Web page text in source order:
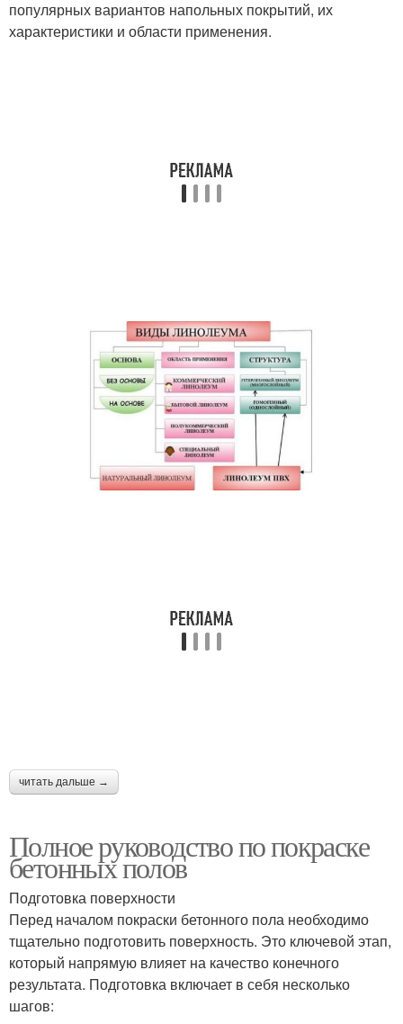
популярных вариантов напольных покрытий, их
характеристики и области применения.
читать дальше →
Полное руководство по покраске
бетонных полов
Подготовка поверхности
Перед началом покраски бетонного пола необходимо
тщательно подготовить поверхность. Это ключевой этап,
который напрямую влияет на качество конечного
результата. Подготовка включает в себя несколько
шагов: